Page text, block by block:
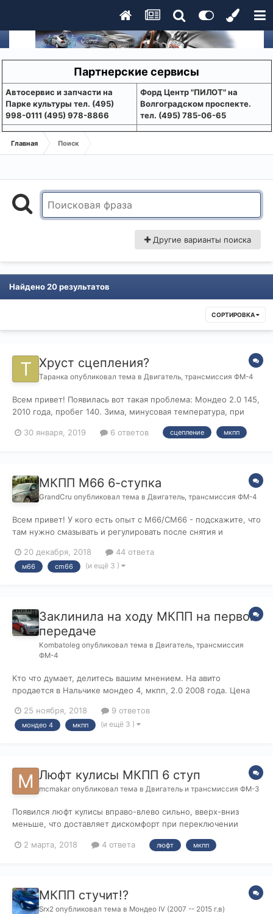
Партнерские сервисы
Aвтосервис и запчасти на
Парке культуры тел. (495)
998-0111 (495) 978-8866
Форд Центр "ПИЛОТ" на
Волгоградском проспекте.
тел. (495) 785-06-65
Главная Поиск
Другие варианты поиска
Найдено 20 результатов
СОРТИРОВКА
Хруст сцепления?
Таранка опубликовал тема в Двигатель, трансмиссия ФМ-4
Всем привет! Появилась вот такая проблема: Мондео 2.0 145,
2010 года, пробег 140. Зима, минусовая температура, при
сцепления, на нейтрали, появляется хруст-скрежет со
30 января, 2019 6 ответов сцепление мкпп
МКПП М66 6-ступка
GrandCru опубликовал тема в Двигатель, трансмиссия ФМ-4
Всем привет! У кого есть опыт с М66/СМ66 - подскажите, что
там нужно смазывать и регулировать после снятия и
включаются 1 и задняя R на холодном движке. Тросы ходят
хорошо, но возможно, что-то закисло или сбили настройку.
20 декабря, 2018 44 ответа
м66 cm66 (и ещё 3 )
Заклинила на ходу МКПП на первой
передаче
Kombatoleg опубликовал тема в Двигатель, трансмиссия
ФМ-4
Кто что думает, делитесь вашим мнением. На авито
продается в Нальчике мондео 4, мкпп, 2.0 2008 года. Цена
элементов в окрас. Самое интересно, со слов хозяина, что
заклинила коробка на первой передаче, на ходу чуть дал
25 ноября, 2018 9 ответов
мондео 4 мкпп (и ещё 3 )
Люфт кулисы МКПП 6 ступ
mcmakar опубликовал тема в Двигатель и трансмиссия ФМ-3
Появился люфт кулисы вправо-влево сильно, вверх-вниз
меньше, что доставляет дискомфорт при переключении
лучшее что сделали (знатоки блин), убрали люфт на
2 марта, 2018 4 ответа люфт мкпп
МКПП стучит!?
Srx2 опубликовал тема в Мондео IV (2007 -- 2015 г.в)